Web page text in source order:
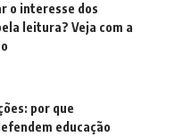
o interesse dos
leitura? Veja com a
por que
educação